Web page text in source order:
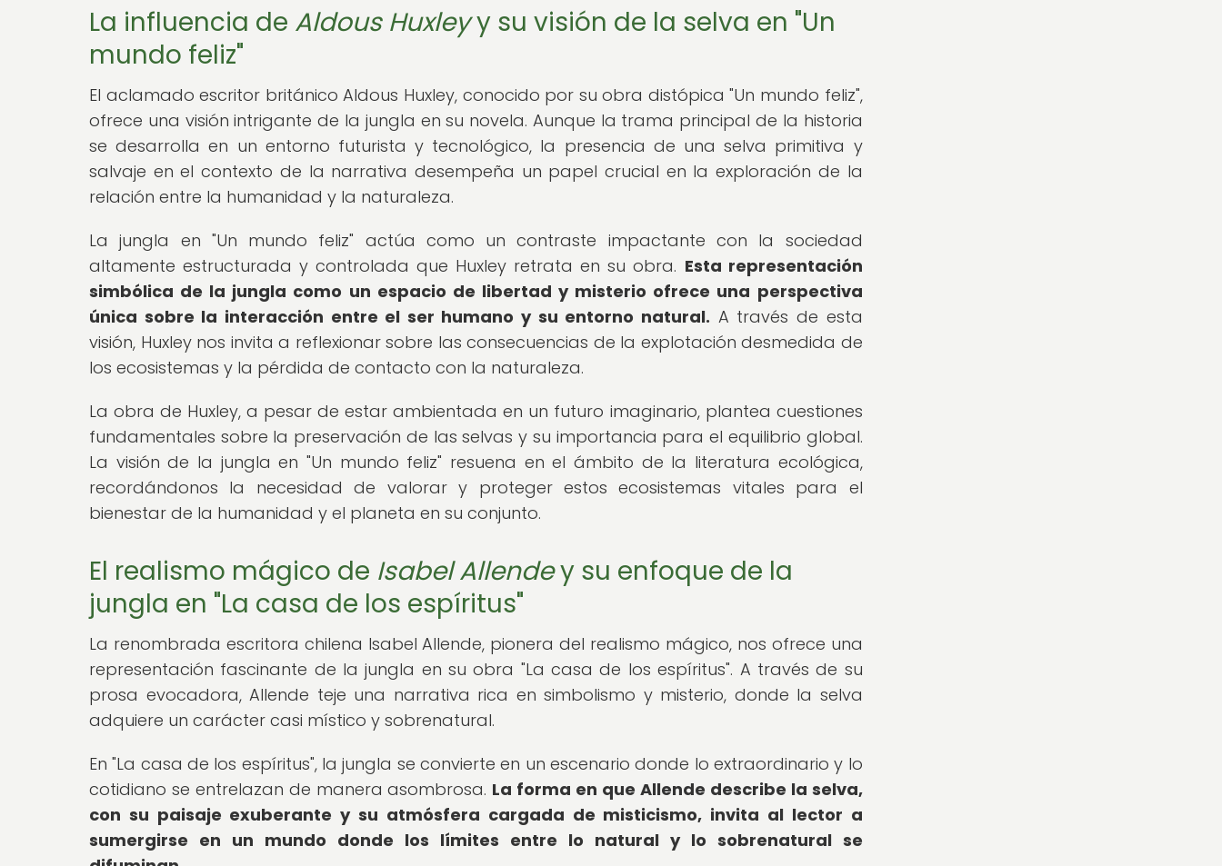
La influencia de Aldous Huxleyy su visión de la selva en "Un
mundo feliz"
El aclamado escritor británico Aldous Huxley, conocido por su obra distópica "Un mundo feliz",
ofrece una visión intrigante de la jungla en su novela. Aunque la trama principal de la historia
se desarrolla en un entorno futurista y tecnológico, la presencia de una selva primitiva y
salvaje en el contexto de la narrativa desempeña un papel crucial en la exploración de la
relación entre la humanidad y la naturaleza.
La jungla en "Un mundo feliz" actúa como un contraste impactante con la sociedad
altamente estructurada y controlada que Huxley retrata en su obra. Esta representación
simbólica de la jungla como un espacio de libertad y misterio ofrece una perspectiva
única sobre la interacción entre el ser humano y su entorno natural. A través de esta
visión, Huxley nos invita a reflexionar sobre las consecuencias de la explotación desmedida de
los ecosistemas y la pérdida de contacto con la naturaleza.
La obra de Huxley, a pesar de estar ambientada en un futuro imaginario, plantea cuestiones
fundamentales sobre la preservación de las selvas y su importancia para el equilibrio global.
La visión de la jungla en "Un mundo feliz" resuena en el ámbito de la literatura ecológica,
recordándonos la necesidad de valorar y proteger estos ecosistemas vitales para el
bienestar de la humanidad y el planeta en su conjunto.
El realismo mágico de Isabel Allendey su enfoque de la
jungla en "La casa de los espíritus"
La renombrada escritora chilena Isabel Allende, pionera del realismo mágico, nos ofrece una
representación fascinante de la jungla en su obra "La casa de los espíritus". A través de su
prosa evocadora, Allende teje una narrativa rica en simbolismo y misterio, donde la selva
adquiere un carácter casi místico y sobrenatural.
En "La casa de los espíritus", la jungla se convierte en un escenario donde lo extraordinario y lo
cotidiano se entrelazan de manera asombrosa. La forma en que Allende describe la selva,
con su paisaje exuberante y su atmósfera cargada de misticismo, invita al lector a
sumergirse en un mundo donde los límites entre lo natural y lo sobrenatural se